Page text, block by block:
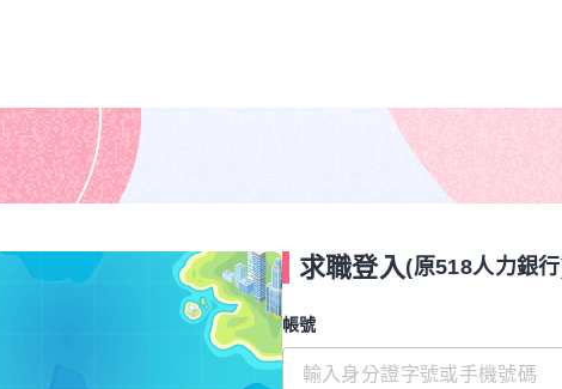
求職登入(原518人力銀
帳號